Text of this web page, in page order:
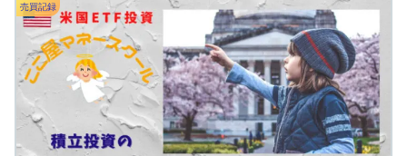
売買記録